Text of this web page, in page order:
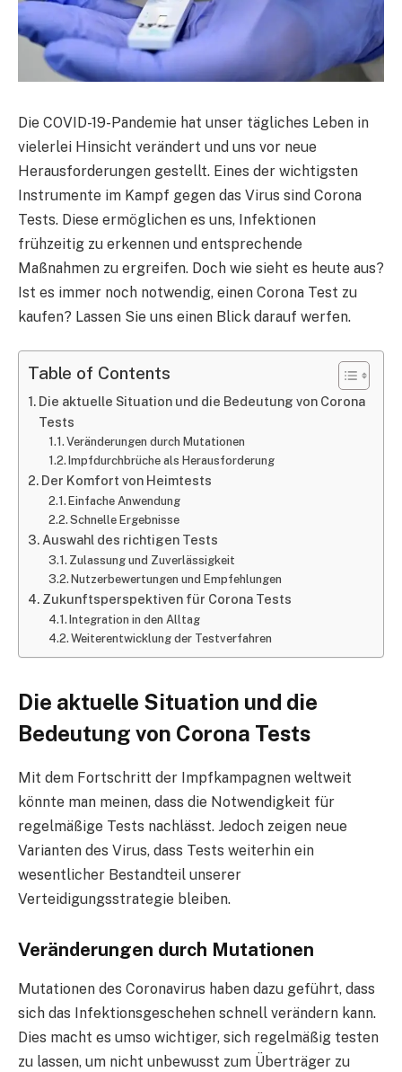
Die COVID-19-Pandemie hat unser tägliches Leben in
vielerlei Hinsicht verändert und uns vor neue
Herausforderungen gestellt. Eines der wichtigsten
Instrumente im Kampf gegen das Virus sind Corona
Tests. Diese ermöglichen es uns, Infektionen
frühzeitig zu erkennen und entsprechende
Maßnahmen zu ergreifen. Doch wie sieht es heute aus?
Ist es immer noch notwendig, einen Corona Test zu
kaufen? Lassen Sie uns einen Blick darauf werfen.
Table of Contents
Die aktuelle Situation und die Bedeutung von Corona
Tests
Veränderungen durch Mutationen
Impfdurchbrüche als Herausforderung
Der Komfort von Heimtests
Einfache Anwendung
Schnelle Ergebnisse
Auswahl des richtigen Tests
Zulassung und Zuverlässigkeit
Nutzerbewertungen und Empfehlungen
Zukunftsperspektiven für Corona Tests
Integration in den Alltag
Weiterentwicklung der Testverfahren
Die aktuelle Situation und die
Bedeutung von Corona Tests
Mit dem Fortschritt der Impfkampagnen weltweit
könnte man meinen, dass die Notwendigkeit für
regelmäßige Tests nachlässt. Jedoch zeigen neue
Varianten des Virus, dass Tests weiterhin ein
wesentlicher Bestandteil unserer
Verteidigungsstrategie bleiben.
Veränderungen durch Mutationen
Mutationen des Coronavirus haben dazu geführt, dass
sich das Infektionsgeschehen schnell verändern kann.
Dies macht es umso wichtiger, sich regelmäßig testen
zu lassen, um nicht unbewusst zum Überträger zu